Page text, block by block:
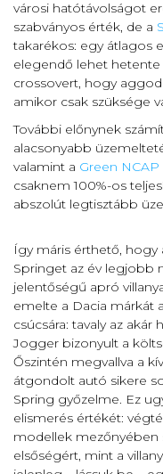
városi hatótávolságot
szabványos érték, de a
takarékos: egy átlagos
elegendő lehet
crossovert, hogy
amikor csak szüksége
További előnynek
alacsonyabb
valamint a Green
csaknem 100%-os
abszolút legtisztább
Így máris érthető, hogy
Springet az év legjobb
jelentőségű apró
emelte a Dacia márkát
csúcsára: tavaly az
Jogger bizonyult a
Őszintén megvallva a
átgondolt autó sikere
Spring győzelme. Ez
elismerés értékét:
modellek mezőnyében
elsőségért, mint a